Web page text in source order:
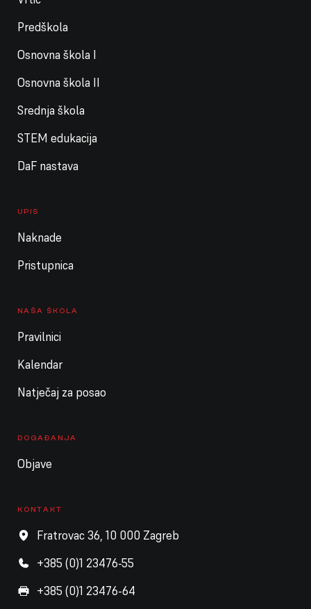
Predškola
Osnovna škola I
Osnovna škola II
Srednja škola
STEM edukacija
DaF nastava
UPIS
Naknade
Pristupnica
NAŠA ŠKOLA
Pravilnici
Kalendar
Natječaj za posao
DOGAĐANJA
Objave
KONTAKT
Fratrovac 36, 10 000 Zagreb
+385 (0)1 23476-55
+385 (0)1 23476-64